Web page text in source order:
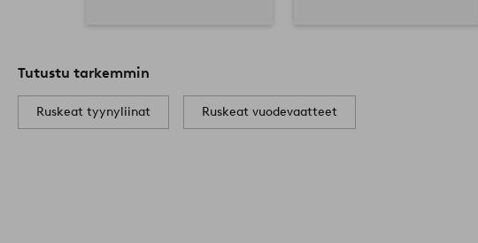
Tutustu tarkemmin
Ruskeat tyynyliinat Ruskeat vuodevaatteet